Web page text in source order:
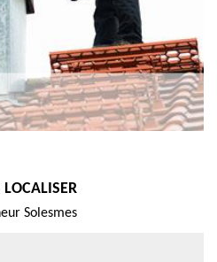
Solesmes